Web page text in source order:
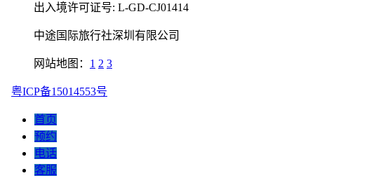
出入境许可证号: L-GD-CJ01414
中途国际旅行社深圳有限公司
网站地图： 1 2 3
粤ICP备15014553号
首页
预约
电话
客服